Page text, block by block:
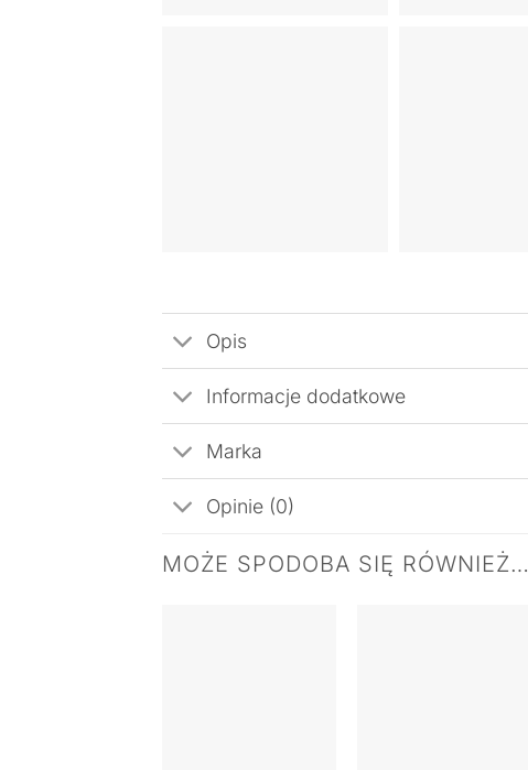
Opis
Informacje dodatkowe
Marka
Opinie (0)
MOŻE SPODOBA SIĘ RÓWNIEŻ…